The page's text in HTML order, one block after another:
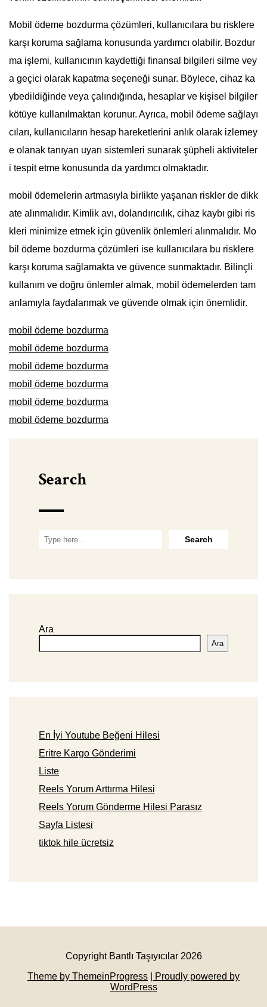
Mobil ödeme bozdurma çözümleri, kullanıcılara bu risklere
karşı koruma sağlama konusunda yardımcı olabilir. Bozdur
ma işlemi, kullanıcının kaydettiği finansal bilgileri silme vey
a geçici olarak kapatma seçeneği sunar. Böylece, cihaz ka
ybedildiğinde veya çalındığında, hesaplar ve kişisel bilgiler
kötüye kullanılmaktan korunur. Ayrıca, mobil ödeme sağlayı
cıları, kullanıcıların hesap hareketlerini anlık olarak izlemey
e olanak tanıyan uyarı sistemleri sunarak şüpheli aktiviteler
i tespit etme konusunda da yardımcı olmaktadır.
mobil ödemelerin artmasıyla birlikte yaşanan riskler de dikk
ate alınmalıdır. Kimlik avı, dolandırıcılık, cihaz kaybı gibi ris
kleri minimize etmek için güvenlik önlemleri alınmalıdır. Mo
bil ödeme bozdurma çözümleri ise kullanıcılara bu risklere
karşı koruma sağlamakta ve güvence sunmaktadır. Bilinçli
kullanım ve doğru önlemler almak, mobil ödemelerden tam
anlamıyla faydalanmak ve güvende olmak için önemlidir.
mobil ödeme bozdurma
mobil ödeme bozdurma
mobil ödeme bozdurma
mobil ödeme bozdurma
mobil ödeme bozdurma
mobil ödeme bozdurma
Search
Ara
Ara
En İyi Youtube Beğeni Hilesi
Eritre Kargo Gönderimi
Liste
Reels Yorum Arttırma Hilesi
Reels Yorum Gönderme Hilesi Parasız
Sayfa Listesi
tiktok hile ücretsiz
Copyright Bantlı Taşıyıcılar 2026
Theme by ThemeinProgress
| Proudly powered by
WordPress